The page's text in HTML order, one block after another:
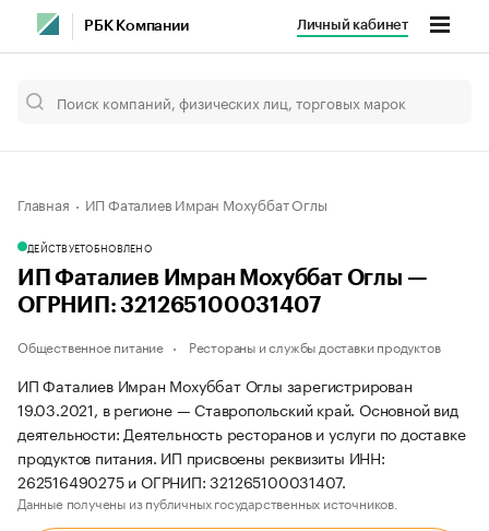
РБК Компании Личный кабинет
Главная ИП Фаталиев Имран Мохуббат Оглы
ДЕЙСТВУЕТОБНОВЛЕНО
ИП Фаталиев Имран Мохуббат Оглы —
ОГРНИП: 321265100031407
Общественное питание Рестораны и службы доставки продуктов
ИП Фаталиев Имран Мохуббат Оглы зарегистрирован
19.03.2021, в регионе — Ставропольский край. Основной вид
деятельности: Деятельность ресторанов и услуги по доставке
продуктов питания. ИП присвоены реквизиты ИНН:
262516490275 и ОГРНИП: 321265100031407.
Данные получены из публичных государственных источников.